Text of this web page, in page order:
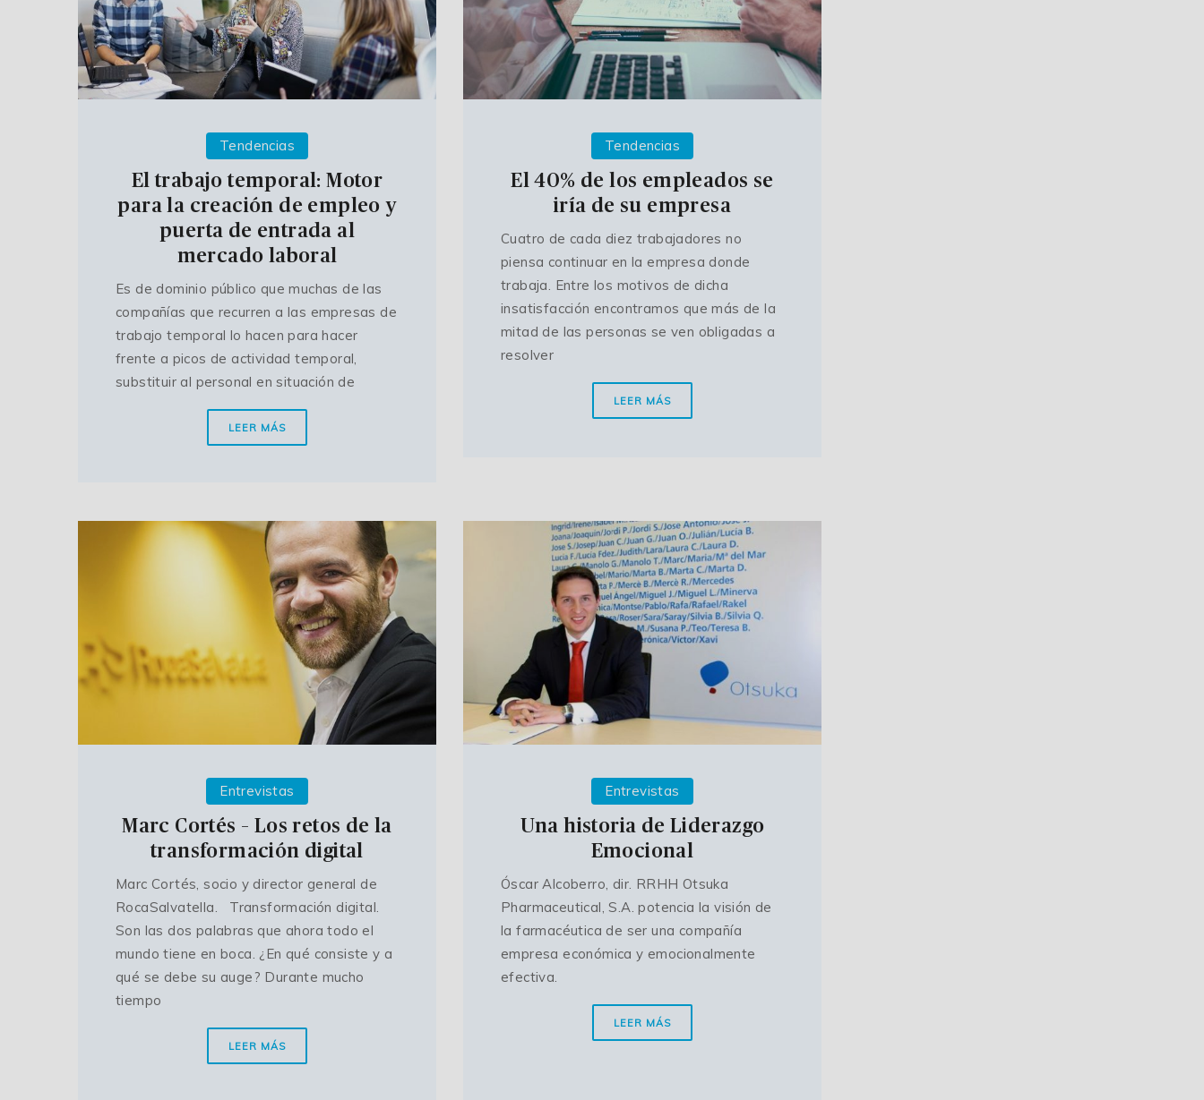
Tendencias
El trabajo temporal: Motor
para la creación de empleo y
puerta de entrada al
mercado laboral
Es de dominio público que muchas de las
compañías que recurren a las empresas de
trabajo temporal lo hacen para hacer
frente a picos de actividad temporal,
substituir al personal en situación de
LEER MÁS
Tendencias
El 40% de los empleados se
iría de su empresa
Cuatro de cada diez trabajadores no
piensa continuar en la empresa donde
trabaja. Entre los motivos de dicha
insatisfacción encontramos que más de la
mitad de las personas se ven obligadas a
resolver
LEER MÁS
Entrevistas
Marc Cortés – Los retos de la
transformación digital
Marc Cortés, socio y director general de
RocaSalvatella. Transformación digital.
Son las dos palabras que ahora todo el
mundo tiene en boca. ¿En qué consiste y a
qué se debe su auge? Durante mucho
tiempo
LEER MÁS
Entrevistas
Una historia de Liderazgo
Emocional
Óscar Alcoberro, dir. RRHH Otsuka
Pharmaceutical, S.A. potencia la visión de
la farmacéutica de ser una compañía
empresa económica y emocionalmente
efectiva.
LEER MÁS